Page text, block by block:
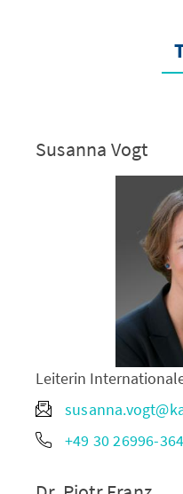
Susanna Vogt
Leiterin
+49 30 26996-